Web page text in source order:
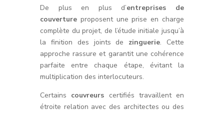
De plus en plus d’entreprises de
couverture proposent une prise en charge
complète du projet, de l’étude initiale jusqu’à
la finition des joints de zinguerie. Cette
approche rassure et garantit une cohérence
parfaite entre chaque étape, évitant la
multiplication des interlocuteurs.
Certains couvreurs certifiés travaillent en
étroite relation avec des architectes ou des